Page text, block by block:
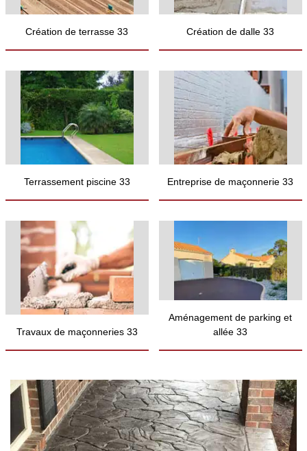
Création de terrasse 33 Création de dalle 33
Terrassement piscine 33 Entreprise de maçonnerie 33
Travaux de maçonneries 33
Aménagement de parking et
allée 33